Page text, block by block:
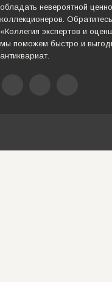
обладать невероятной
коллекционеров.
«Коллегия экспертов и
мы поможем быстро и
антиквариат.